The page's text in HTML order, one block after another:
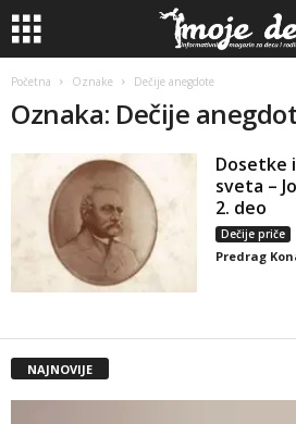
Početna Oznake Dečije anegdote
Oznaka: Dečije
Dosetke
sveta –
2. deo
Dečije priče
Predrag
NAJNOVIJE